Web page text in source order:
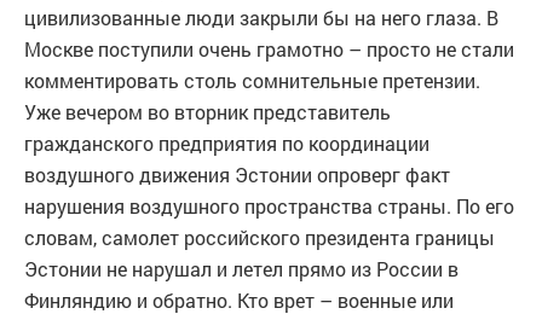
цивилизованные люди закрыли бы на него глаза. В
Москве поступили очень грамотно – просто не стали
комментировать столь сомнительные претензии.
Уже вечером во вторник представитель
гражданского предприятия по координации
воздушного движения Эстонии опроверг факт
нарушения воздушного пространства страны. По его
словам, самолет российского президента границы
Эстонии не нарушал и летел прямо из России в
Финляндию и обратно. Кто врет – военные или